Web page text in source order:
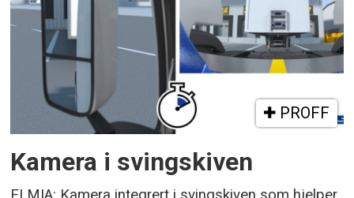
PROFF
Kamera i svingskiven